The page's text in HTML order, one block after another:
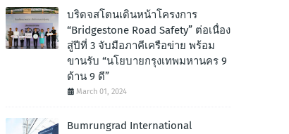
บริดจสโตนเดินหน้าโครงการ
“Bridgestone Road Safety” ต่อเนื่อง
สู่ปีที่ 3 จับมือภาคีเครือข่าย พร้อม
ขานรับ “นโยบายกรุงเทพมหานคร 9
ด้าน 9 ดี”
March 01, 2024
Bumrungrad International